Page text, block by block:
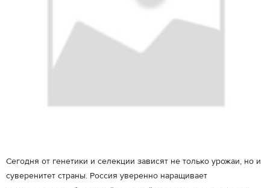
Сегодня от генетики и селекции зависят не только урожаи, но и
суверенитет страны. Россия уверенно наращивает